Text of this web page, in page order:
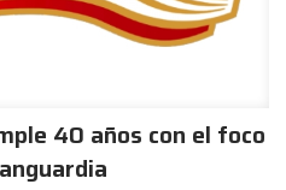
40 años con el foco